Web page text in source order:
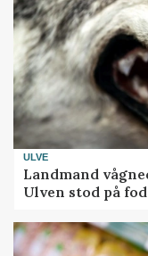
ULVE
Landmand
Ulven stod på